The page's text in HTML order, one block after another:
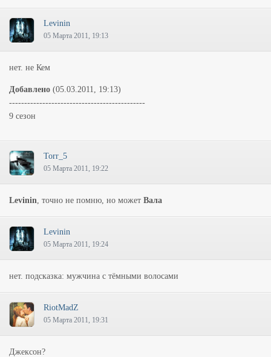
Levinin
05 Марта 2011, 19:13
нет. не Кем
Добавлено (05.03.2011, 19:13)
---------------------------------------------
9 сезон
Torr_5
05 Марта 2011, 19:22
Levinin, точно не помню, но может Вала
Levinin
05 Марта 2011, 19:24
нет. подсказка: мужчина с тёмными волосами
RiotMadZ
05 Марта 2011, 19:31
Джексон?